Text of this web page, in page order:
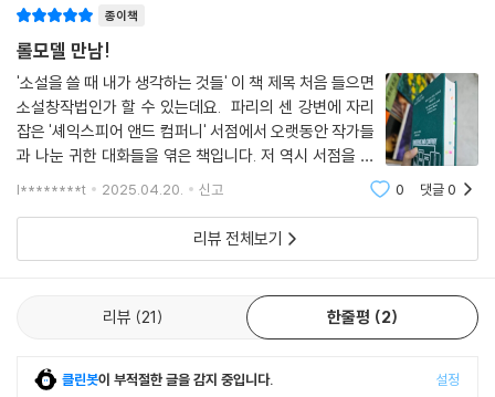
공간을 만들어 가는 「연결감」과 「유대감」을 강조한다. 이 책은 공원처럼 누
구나 드나들 수 있는 「공유 공간」을 확장해 나가는 일, 실천적인 문화 공간
을 운영하는 이들, 그리고 작가와 독자와 문학과 예술을 연결하는 업(業)
을 향한 헌사이자 찬사이다. 또한 미래의 책과 작가, 독자 들이 「함께」일 수
있는 방식을 고민하며 그들 모두에게 따스하고 열렬한 응원을 보내는 작품
이기도 하다.
새로운 것을 만들어 내는 일이야말로 「연결」이 줄 수 있는 빛나는 지점이라
고 운영자 휘트먼은 말한다. 그의 바람대로, 시대와 세계를 바라보는 작가
간에 자리해 「작가와의 대화」 행사에 참여해 나란히 귀를 기울이고 대화에
삶을 비추어 보며 「컴퍼니」의 한 일원이 된 듯한 특별한 유대감을 선물받을
수 있다. 책, 그리고 책과 연결된 공간을 사랑하는 독자들에게 이 작품집은
종이책
롤모델 만남!
'소설을 쓸 때 내가 생각하는 것들' 이 책 제목 처음 들으면
소설창작법인가 할 수 있는데요. 파리의 센 강변에 자리
잡은 '셰익스피어 앤드 컴퍼니' 서점에서 오랫동안 작가들
과 나눈 귀한 대화들을 엮은 책입니다. 저 역시 서점을 운
영하고 있고 예술가로 인터뷰를 하기도 하고 기자로 인터
많은 영감을 받았습니다. 책장을
l********t 2025.04.20. 신고 0 댓글0
리뷰 전체보기
리뷰 21 한줄평 2
클린봇이 부적절한 글을 감지 중입니다. 설정